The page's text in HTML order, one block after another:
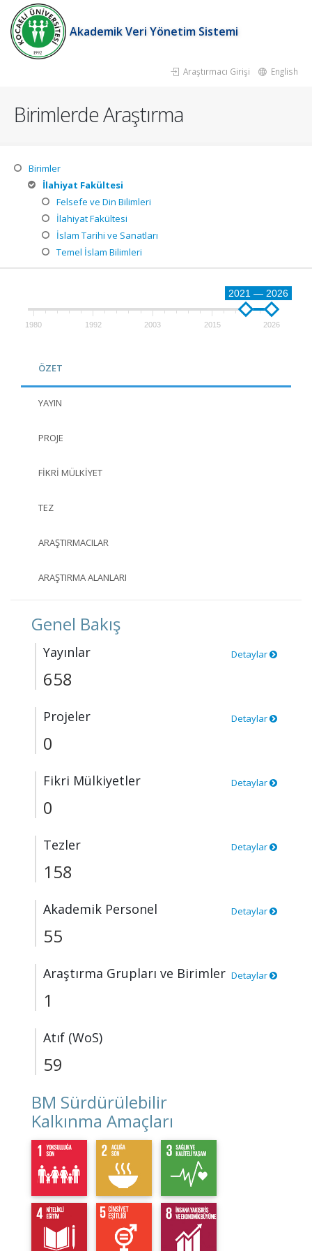
Akademik Veri Yönetim Sistemi
Araştırmacı Girişi English
Birimlerde Araştırma
Birimler
İlahiyat Fakültesi
Felsefe ve Din Bilimleri
İlahiyat Fakültesi
İslam Tarihi ve Sanatları
Temel İslam Bilimleri
2021 — 2026
1980 1992 2003 2015 2026
ÖZET
YAYIN
PROJE
FIKRI MÜLKIYET
TEZ
ARAŞTIRMACILAR
ARAŞTIRMA ALANLARI
Genel Bakış
Yayınlar Detaylar
658
Projeler Detaylar
0
Fikri Mülkiyetler Detaylar
0
Tezler Detaylar
158
Akademik Personel Detaylar
55
Araştırma Grupları ve Birimler Detaylar
1
Atıf (WoS)
59
BM Sürdürülebilir
Kalkınma Amaçları